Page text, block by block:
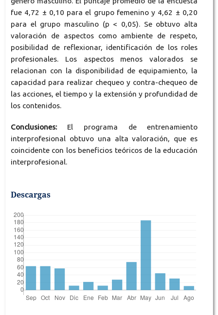
fue 4,72 ± 0,10 para el grupo femenino y 4,62 ± 0,20
para el grupo masculino (p < 0,05). Se obtuvo alta
valoración de aspectos como ambiente de respeto,
posibilidad de reflexionar, identificación de los roles
profesionales. Los aspectos menos valorados se
relacionan con la disponibilidad de equipamiento, la
capacidad para realizar chequeo y contra-chequeo de
las acciones, el tiempo y la extensión y profundidad de
los contenidos.
Conclusiones:El programa de entrenamiento
interprofesional obtuvo una alta valoración, que es
coincidente con los beneficios teóricos de la educación
interprofesional.
Descargas